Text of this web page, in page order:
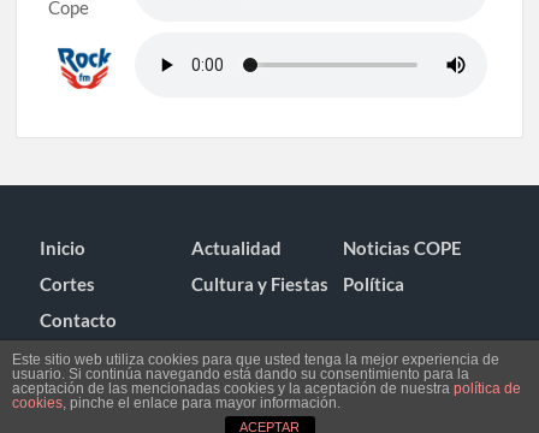
Inicio Actualidad
Noticias COPE
Cortes
Cultura y Fiestas
Política
Contacto
Este sitio web utiliza cookies para que usted tenga la mejor experiencia de
usuario. Si continúa navegando está dando su consentimiento para la
aceptación de las mencionadas cookies y la aceptación de nuestra política de
cookies, pinche el enlace para mayor información.
ACEPTAR